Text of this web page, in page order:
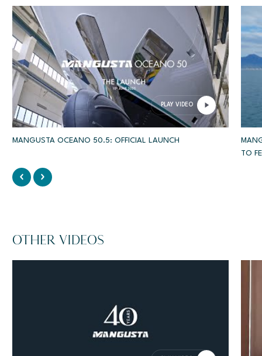
PLAY VIDEO
MANGUSTA OCEANO 50.5: OFFICIAL LAUNCH
TO
OTHER VIDEOS